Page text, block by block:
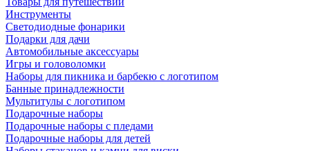
Инструменты
Светодиодные фонарики
Подарки для дачи
Автомобильные аксессуары
Игры и головоломки
Наборы для пикника и барбекю с логотипом
Банные принадлежности
Мультитулы с логотипом
Подарочные наборы
Подарочные наборы с пледами
Подарочные наборы для детей